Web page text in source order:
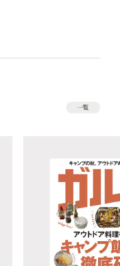
一覧